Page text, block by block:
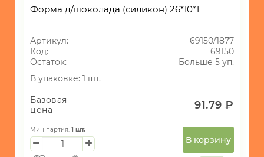
Форма д/шоколада (силикон) 26*10*1
Артикул:
69150/1877
Код:
69150
Остаток:
Больше 5 уп.
В упаковке: 1 шт.
Базовая
цена
91.79 ₽
Мин партия: 1 шт.
В корзину